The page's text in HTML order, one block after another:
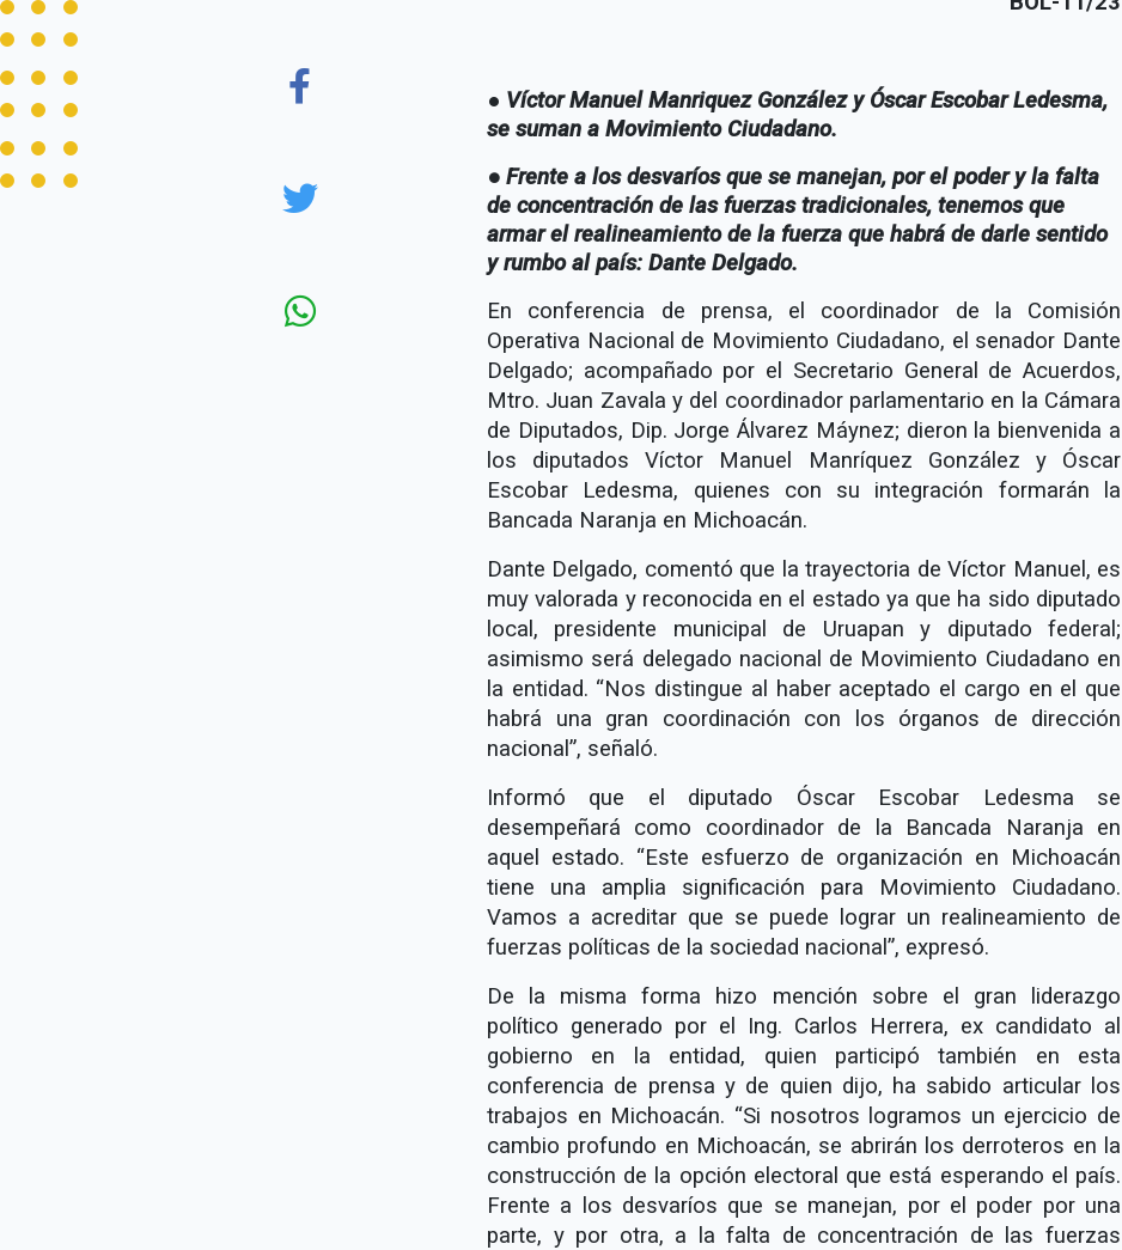
● Víctor Manuel Manriquez González y Óscar Escobar Ledesma,
se suman a Movimiento Ciudadano.
● Frente a los desvaríos que se manejan, por el poder y la falta
de concentración de las fuerzas tradicionales, tenemos que
armar el realineamiento de la fuerza que habrá de darle sentido
y rumbo al país: Dante Delgado.
En conferencia de prensa, el coordinador de la Comisión
Operativa Nacional de Movimiento Ciudadano, el senador Dante
Delgado; acompañado por el Secretario General de Acuerdos,
Mtro. Juan Zavala y del coordinador parlamentario en la Cámara
de Diputados, Dip. Jorge Álvarez Máynez; dieron la bienvenida a
los diputados Víctor Manuel Manríquez González y Óscar
Escobar Ledesma, quienes con su integración formarán la
Bancada Naranja en Michoacán.
Dante Delgado, comentó que la trayectoria de Víctor Manuel, es
muy valorada y reconocida en el estado ya que ha sido diputado
local, presidente municipal de Uruapan y diputado federal;
asimismo será delegado nacional de Movimiento Ciudadano en
la entidad. “Nos distingue al haber aceptado el cargo en el que
habrá una gran coordinación con los órganos de dirección
nacional”, señaló.
Informó que el diputado Óscar Escobar Ledesma se
desempeñará como coordinador de la Bancada Naranja en
aquel estado. “Este esfuerzo de organización en Michoacán
tiene una amplia significación para Movimiento Ciudadano.
Vamos a acreditar que se puede lograr un realineamiento de
fuerzas políticas de la sociedad nacional”, expresó.
De la misma forma hizo mención sobre el gran liderazgo
político generado por el Ing. Carlos Herrera, ex candidato al
gobierno en la entidad, quien participó también en esta
conferencia de prensa y de quien dijo, ha sabido articular los
trabajos en Michoacán. “Si nosotros logramos un ejercicio de
cambio profundo en Michoacán, se abrirán los derroteros en la
construcción de la opción electoral que está esperando el país.
Frente a los desvaríos que se manejan, por el poder por una
parte, y por otra, a la falta de concentración de las fuerzas